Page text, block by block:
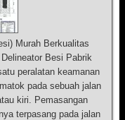
Murah Berkualitas
Besi Pabrik
peralatan keamanan
pada sebuah jalan
kiri. Pemasangan
terpasang pada jalan